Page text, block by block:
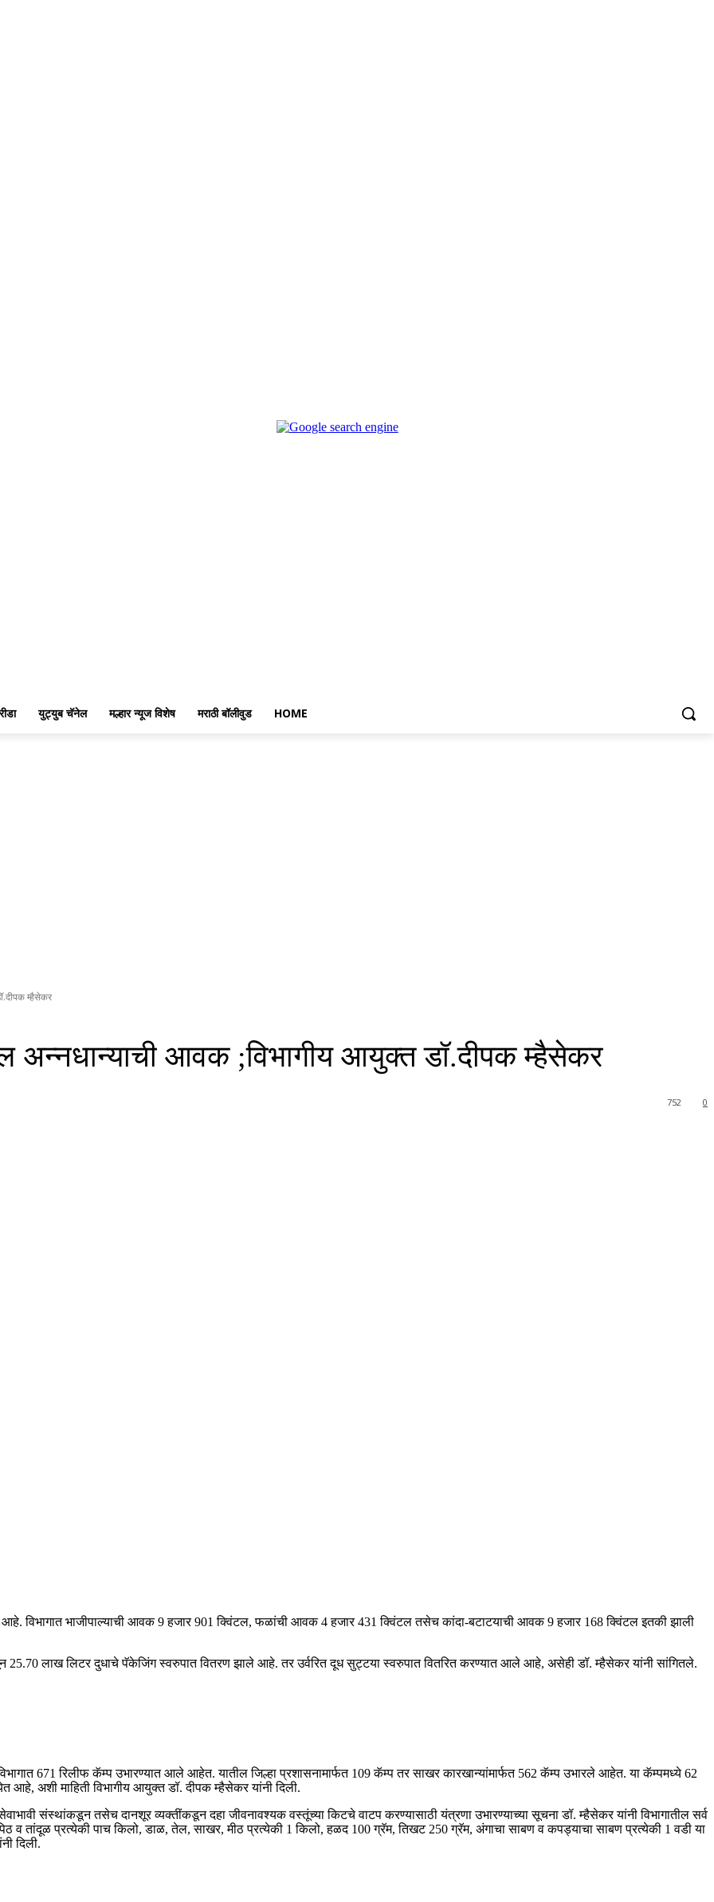
युट्युब चॅनेल मल्हार न्यूज विशेष मराठी बॉलीवुड HOME
म्हैसेकर
अन्नधान्याची आवक ;विभागीय आयुक्त डॉ.दीपक म्हैसेकर
0
752
आहे. विभागात भाजीपाल्याची आवक 9 हजार 901 क्विंटल, फळांची आवक 4 हजार 431 क्विंटल तसेच कांदा-बटाटयाची आवक 9 हजार 168 क्विंटल इतकी झाली
लाख लिटर दुधाचे पॅकेजिंग स्वरुपात वितरण झाले आहे. तर उर्वरित दूध सुट्टया स्वरुपात वितरित करण्यात आले आहे, असेही डॉ. म्हैसेकर यांनी सांगितले.
671 रिलीफ कॅम्प उभारण्यात आले आहेत. यातील जिल्हा प्रशासनामार्फत 109 कॅम्प तर साखर कारखान्यांमार्फत 562 कॅम्प उभारले आहेत. या कॅम्पमध्ये 62
अशी माहिती विभागीय आयुक्त डॉ. दीपक म्हैसेकर यांनी दिली.
संस्थांकडून तसेच दानशूर व्यक्तींकडून दहा जीवनावश्यक वस्तूंच्या किटचे वाटप करण्यासाठी यंत्रणा उभारण्याच्या सूचना डॉ. म्हैसेकर यांनी विभागातील सर्व
व तांदूळ प्रत्येकी पाच किलो, डाळ, तेल, साखर, मीठ प्रत्येकी 1 किलो, हळद 100 ग्रॅम, तिखट 250 ग्रॅम, अंगाचा साबण व कपड्याचा साबण प्रत्येकी 1 वडी या
दिली.